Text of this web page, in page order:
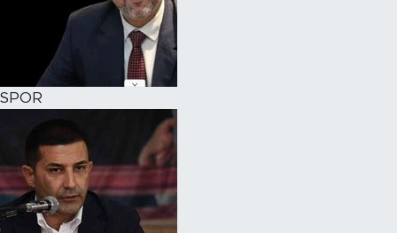
SPOR